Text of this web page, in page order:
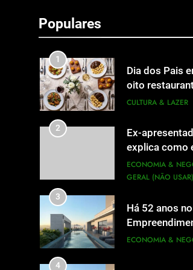
Populares
OCESC de
as
1
Dia dos Pais
oito
a data em
CULTURA & LAZER
2
Ex-
explica como
viram fonte na
ECONOMIA &
GERAL (NÃO USAR)
3
Há 52 anos
obras do Cota
ECONOMIA &
4